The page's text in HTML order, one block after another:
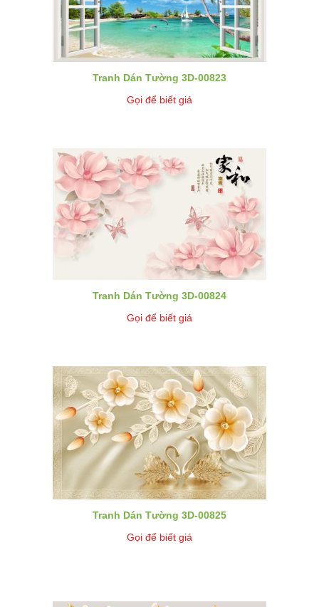
Tranh Dán Tường 3D-00823
Gọi để biết giá
Tranh Dán Tường 3D-00824
Gọi để biết giá
Tranh Dán Tường 3D-00825
Gọi để biết giá